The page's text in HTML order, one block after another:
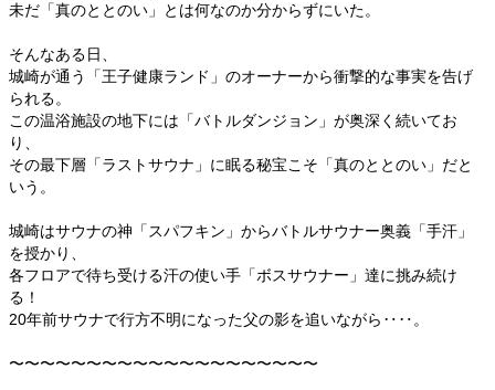
未だ「真のととのい」とは何なのか分からずにいた。
そんなある日、
城崎が通う「王子健康ランド」のオーナーから衝撃的な事実を告げ
られる。
この温浴施設の地下には「バトルダンジョン」が奥深く続いてお
り、
その最下層「ラストサウナ」に眠る秘宝こそ「真のととのい」だと
いう。
城崎はサウナの神「スパフキン」からバトルサウナー奥義「手汗」
を授かり、
各フロアで待ち受ける汗の使い手「ボスサウナー」達に挑み続け
る！
20年前サウナで行方不明になった父の影を追いながら‥‥。
〜〜〜〜〜〜〜〜〜〜〜〜〜〜〜〜〜〜〜〜